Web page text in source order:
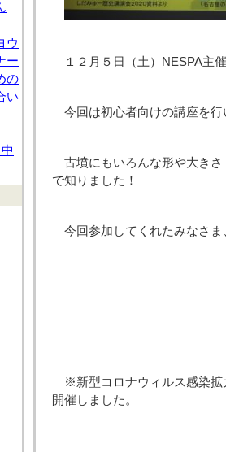
ウ
ー
の
い
１２月５日（土）NESPA主
今回は初心者向けの講座を行
古墳にもいろんな形や大き
で知りました！
今回参加してくれたみなさ
※新型コロナウィルス感染拡
開催しました。